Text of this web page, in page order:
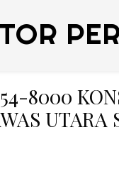
8000